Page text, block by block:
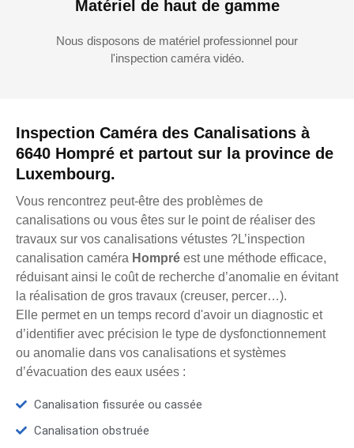
Inspection Caméra des Canalisations à
6640 Hompré et partout sur la province de
Luxembourg.
Vous rencontrez peut-être des problèmes de
canalisations ou vous êtes sur le point de réaliser des
travaux sur vos canalisations vétustes ?L’inspection
canalisation caméra Hompré est une méthode efficace,
réduisant ainsi le coût de recherche d’anomalie en évitant
la réalisation de gros travaux (creuser, percer…).
Elle permet en un temps record d'avoir un diagnostic et
d’identifier avec précision le type de dysfonctionnement
ou anomalie dans vos canalisations et systèmes
d’évacuation des eaux usées :
Canalisation fissurée ou cassée
Canalisation obstruée
Matériel de haut de gamme
Nous disposons de matériel professionnel pour
l'inspection caméra vidéo.